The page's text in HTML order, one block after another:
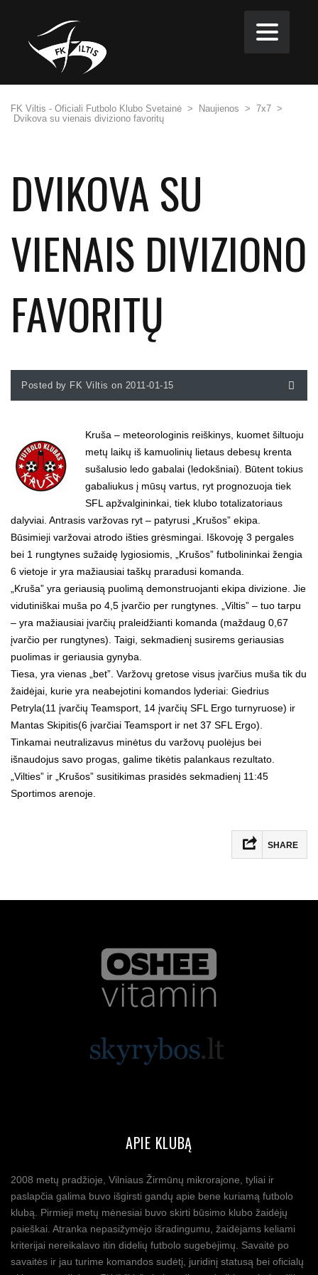
FK Viltis - Oficiali Futbolo Klubo Svetainė > Naujienos > 7x7 >
Dvikova su vienais diviziono favoritų
DVIKOVA SU
VIENAIS DIVIZIONO
FAVORITŲ
Posted by FK Viltis on 2011-01-15
Kruša – meteorologinis reiškinys, kuomet šiltuoju
metų laikų iš kamuolinių lietaus debesų krenta
sušalusio ledo gabalai (ledokšniai). Būtent tokius
gabaliukus į mūsų vartus, ryt prognozuoja tiek
SFL apžvalgininkai, tiek klubo totalizatoriaus
dalyviai. Antrasis varžovas ryt – patyrusi „Krušos” ekipa.
Būsimieji varžovai atrodo išties grėsmingai. Iškovoję 3 pergales
bei 1 rungtynes sužaidę lygiosiomis, „Krušos” futbolininkai žengia
6 vietoje ir yra mažiausiai taškų praradusi komanda.
„Kruša” yra geriausią puolimą demonstruojanti ekipa divizione. Jie
vidutiniškai muša po 4,5 įvarčio per rungtynes. „Viltis” – tuo tarpu
– yra mažiausiai įvarčių praleidžianti komanda (maždaug 0,67
įvarčio per rungtynes). Taigi, sekmadienį susirems geriausias
puolimas ir geriausia gynyba.
Tiesa, yra vienas „bet”. Varžovų gretose visus įvarčius muša tik du
žaidėjai, kurie yra neabejotini komandos lyderiai: Giedrius
Petryla(11 įvarčių Teamsport, 14 įvarčių SFL Ergo turnyruose) ir
Mantas Skipitis(6 įvarčiai Teamsport ir net 37 SFL Ergo).
Tinkamai neutralizavus minėtus du varžovų puolėjus bei
išnaudojus savo progas, galime tikėtis palankaus rezultato.
„Vilties” ir „Krušos” susitikimas prasidės sekmadienį 11:45
Sportimos arenoje.
SHARE
APIE KLUBĄ
2008 metų pradžioje, Vilniaus Žirmūnų mikrorajone, tyliai ir
paslapčia galima buvo išgirsti gandų apie bene kuriamą futbolo
klubą. Pirmieji metų mėnesiai buvo skirti būsimo klubo žaidėjų
paieškai. Atranka nepasižymėjo išradingumu, žaidėjams keliami
kriterijai nereikalavo itin didelių futbolo sugebėjimų. Savaitė po
savaitės ir jau turime komandos sudėtį, juridinį statusą bei oficialų